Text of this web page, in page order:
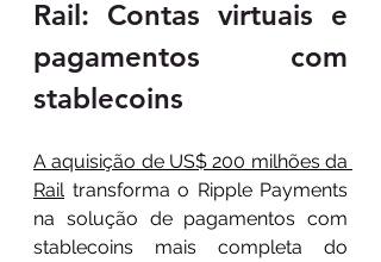
Rail: Contas virtuais e
pagamentos com
stablecoins
A aquisição de US$ 200 milhões da
Rail transforma o Ripple Payments
na solução de pagamentos com
stablecoins mais completa do